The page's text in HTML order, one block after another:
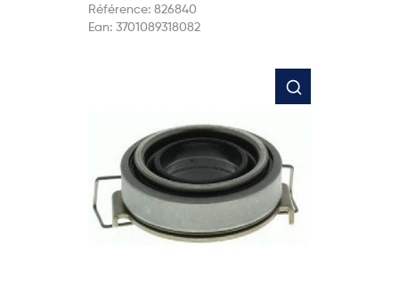
Référence: 826840
Ean: 3701089318082